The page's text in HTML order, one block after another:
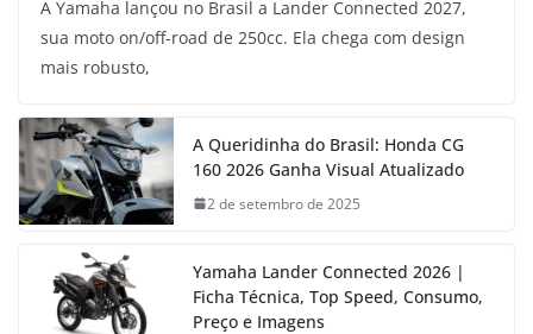
A Yamaha lançou no Brasil a Lander Connected 2027,
sua moto on/off-road de 250cc. Ela chega com design
mais robusto,
A Queridinha do Brasil: Honda CG
160 2026 Ganha Visual Atualizado
2 de setembro de 2025
Yamaha Lander Connected 2026 |
Ficha Técnica, Top Speed, Consumo,
Preço e Imagens